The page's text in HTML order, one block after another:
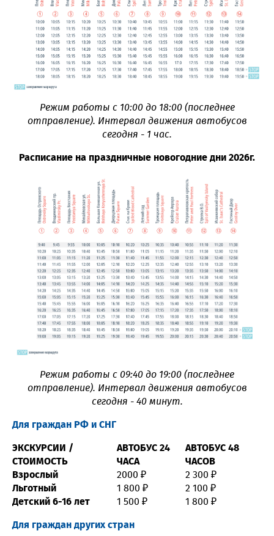
Режим работы с 10:00 до 18:00 (последнее
отправление). Интервал движения автобусов
сегодня - 1 час.
Расписание на праздничные новогодние дни 2026г.
Режим работы с 09:40 до 19:00 (последнее
отправление). Интервал движения автобусов
сегодня - 40 минут.
Для граждан РФ и СНГ
ЭКСКУРСИИ /
СТОИМОСТЬ
АВТОБУС 24
ЧАСА
АВТОБУС 48
ЧАСОВ
Взрослый
2000 ₽
2 300 ₽
Льготный
1 800 ₽
2 100 ₽
Детский 6-16 лет
1 500 ₽ 1 800 ₽
Для граждан других стран